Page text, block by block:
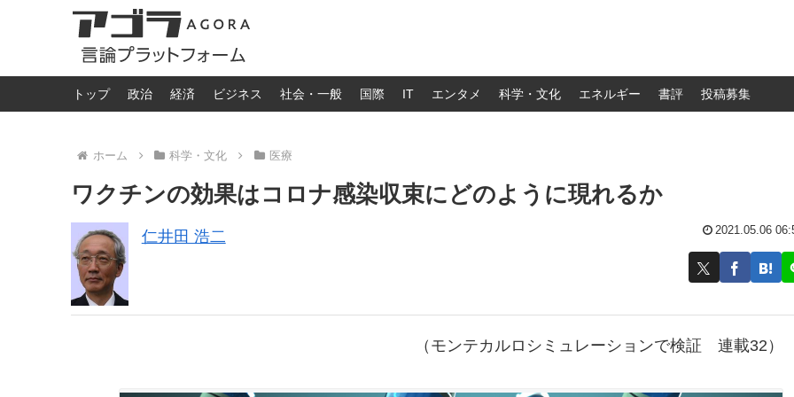
トップ 政治 経済 ビジネス 社会・一般 国際 IT エンタメ 科学・文化 エネルギー 書評 投稿募集
ホーム 科学・文化 医療
ワクチンの効果はコロナ感染収束にどのように現れるか
仁井田 浩二 2021.05.06
（モンテカルロシミュレーションで検証 連載32）